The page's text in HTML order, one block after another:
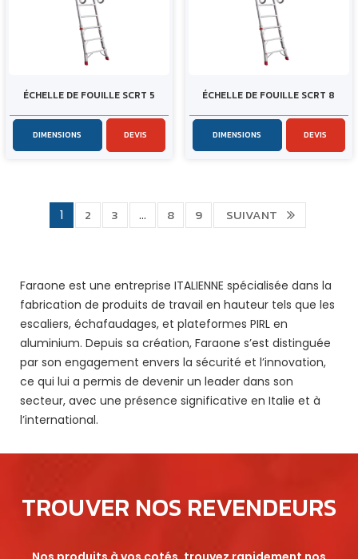
ÉCHELLE DE FOUILLE SCRT 5
DIMENSIONS DEVIS
ÉCHELLE DE FOUILLE SCRT 8
DIMENSIONS DEVIS
1 2 3 … 8 9 SUIVANT
Faraone est une entreprise ITALIENNE spécialisée dans la
fabrication de produits de travail en hauteur tels que les
escaliers, échafaudages, et plateformes PIRL en
aluminium. Depuis sa création, Faraone s’est distinguée
par son engagement envers la sécurité et l’innovation,
ce qui lui a permis de devenir un leader dans son
secteur, avec une présence significative en Italie et à
l’international.
TROUVER NOS REVENDEURS